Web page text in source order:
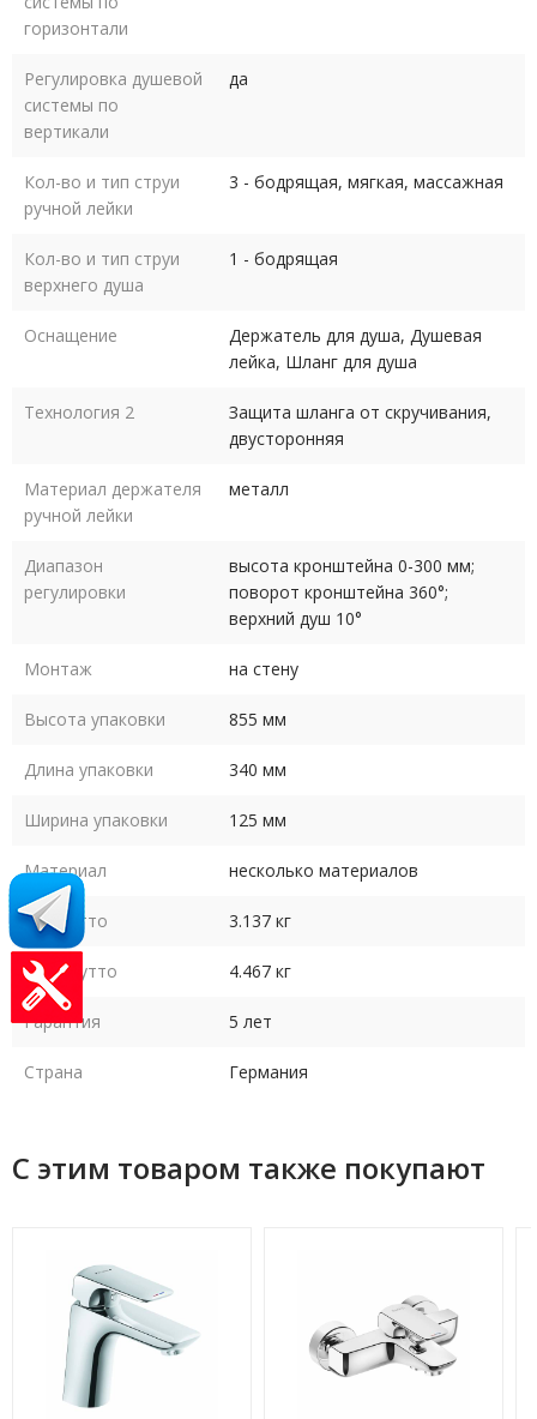
горизонтали
Регулировка душевой
системы по
вертикали
да
Кол-во и тип струи
ручной лейки
3 - бодрящая, мягкая, массажная
Кол-во и тип струи
верхнего душа
1 - бодрящая
Оснащение
Держатель для душа, Душевая
лейка, Шланг для душа
Технология 2
Защита шланга от скручивания,
двусторонняя
Материал держателя
ручной лейки
металл
Диапазон
регулировки
высота кронштейна 0-300 мм;
поворот кронштейна 360°;
верхний душ 10°
Монтаж на стену
Высота упаковки 855 мм
Длина упаковки 340 мм
Ширина упаковки 125 мм
Материал несколько материалов
Вес нетто 3.137 кг
Вес брутто 4.467 кг
Гарантия 5 лет
Страна Германия
С этим товаром также покупают